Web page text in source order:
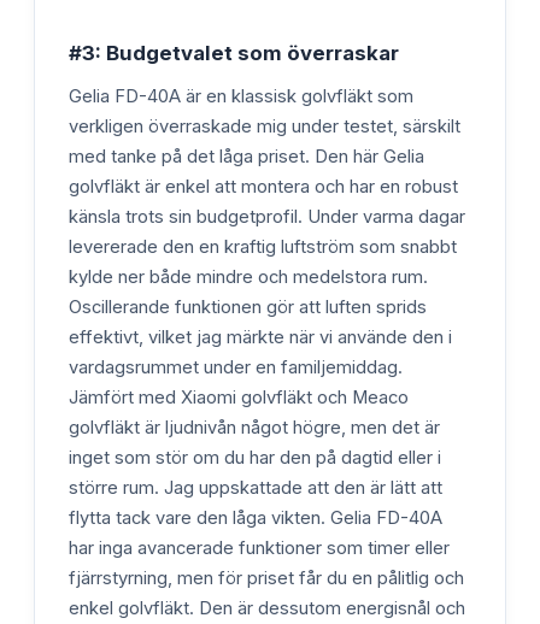
#3: Budgetvalet som överraskar
Gelia FD-40A är en klassisk golvfläkt som
verkligen överraskade mig under testet, särskilt
med tanke på det låga priset. Den här Gelia
golvfläkt är enkel att montera och har en robust
känsla trots sin budgetprofil. Under varma dagar
levererade den en kraftig luftström som snabbt
kylde ner både mindre och medelstora rum.
Oscillerande funktionen gör att luften sprids
effektivt, vilket jag märkte när vi använde den i
vardagsrummet under en familjemiddag.
Jämfört med Xiaomi golvfläkt och Meaco
golvfläkt är ljudnivån något högre, men det är
inget som stör om du har den på dagtid eller i
större rum. Jag uppskattade att den är lätt att
flytta tack vare den låga vikten. Gelia FD-40A
har inga avancerade funktioner som timer eller
fjärrstyrning, men för priset får du en pålitlig och
enkel golvfläkt. Den är dessutom energisnål och